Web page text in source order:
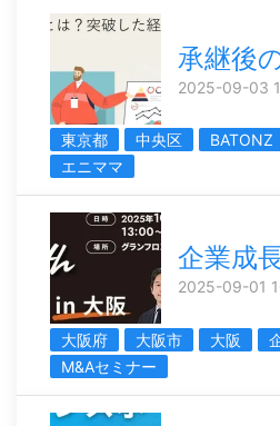
承継後
2025-09-03
東京都 中央区 BATONZ
エニママ
企業成
2025-09-01
大阪府 大阪市 大阪
M&Aセミナー